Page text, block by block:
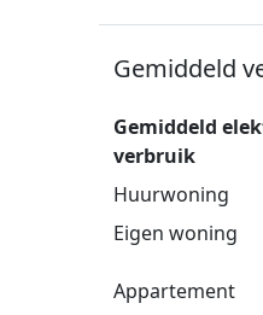
Gemiddeld
Gemiddeld
verbruik
Huurwoning
Eigen woning
Appartement